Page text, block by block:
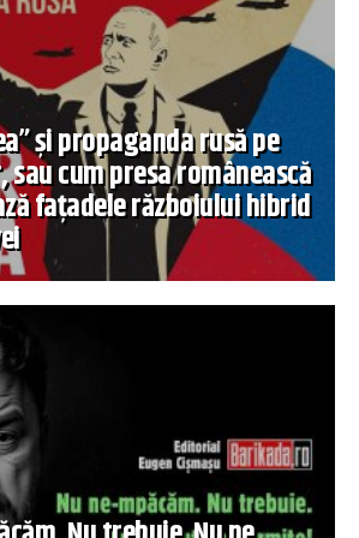
și propaganda rusă pe
cum presa românească
fațadele războiului hibrid